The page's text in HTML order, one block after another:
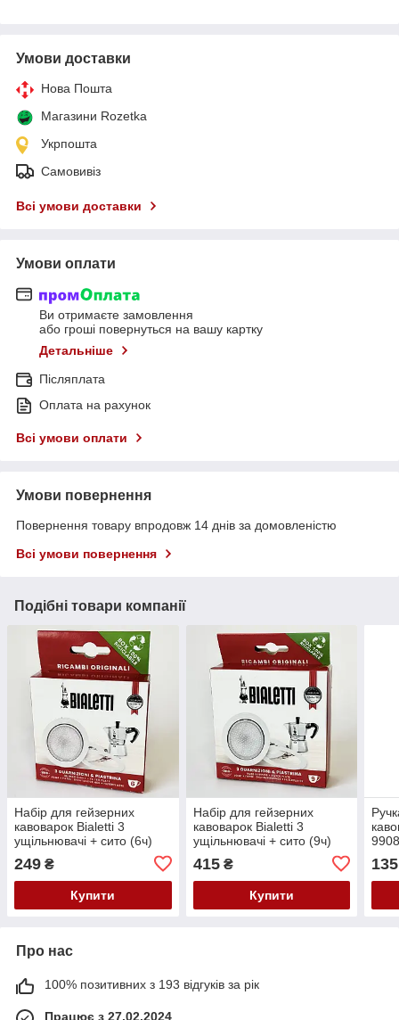
Умови доставки
Нова Пошта
Магазини Rozetka
Укрпошта
Самовивіз
Всі умови доставки
Умови оплати
Ви отримаєте замовлення
або гроші повернуться на вашу картку
Детальніше
Післяплата
Оплата на рахунок
Всі умови оплати
Умови повернення
Повернення товару впродовж 14 днів за домовленістю
Всі умови повернення
Подібні товари компанії
Набір для гейзерних
кавоварок Bialetti 3
ущільнювачі + сито (6ч)
249 ₴
Купити
Набір для гейзерних
кавоварок Bialetti 3
ущільнювачі + сито (9ч)
415₴
Купити
135
Про нас
100% позитивних з 193 відгуків за рік
Працює з 27.02.2024